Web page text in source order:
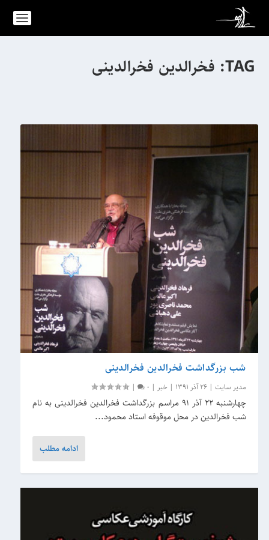
TAG: فخرالدین فخرالدینی
شب بزرگداشت فخرالدین فخرالدینی
مدیر سایت |26 آذر 1391 | خبر |
0
|
چهارشنبه ۲۲ آذر ۹۱ مراسم بزرگداشت فخرالدین فخرالدینی به نام
شب فخرالدین در محل موقوفه استاد محمود...
ادامه مطلب